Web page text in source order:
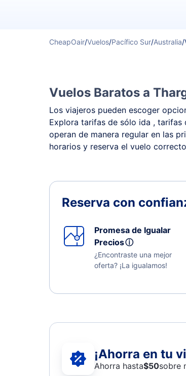
CheapOair/Vuelos/Pacífico Sur/Australia/
Vuelos Baratos a
Los viajeros pueden escoger
Explora tarifas de sólo ida , tarifas
operan de manera regular en las
horarios y reserva el vuelo
Reserva con
Promesa de Igualar
Preciosⓘ
¿Encontraste una mejor
oferta? ¡La igualamos!
¡Ahorra en tu
Ahorra hasta$50sobre